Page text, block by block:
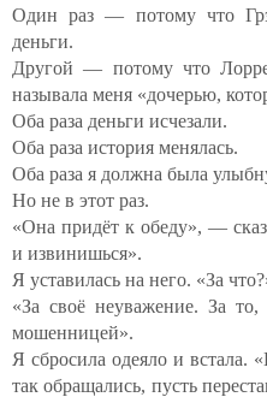
Один раз — потому что
деньги.
Другой — потому что
называла меня «дочерью,
Оба раза деньги исчезали.
Оба раза история менялась.
Оба раза я должна была
Но не в этот раз.
«Она придёт к обеду», —
и извинишься».
Я уставилась на него. «За
«За своё неуважение. За
мошенницей».
Я сбросила одеяло и встала.
так обращались, пусть